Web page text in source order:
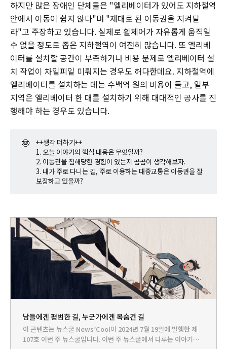
하지만 많은 장애인 단체들은 "엘리베이터가 있어도 지하철역
안에서 이동이 쉽지 않다"며 "제대로 된 이동권을 지켜달
라"고 주장하고 있습니다. 실제로 휠체어가 자유롭게 움직일
수 없을 정도로 좁은 지하철역이 여전히 많습니다. 또 엘리베
이터를 설치할 공간이 부족하거나 비용 문제로 엘리베이터 설
치 작업이 차일피일 미뤄지는 경우도 허다한데요. 지하철역에
엘리베이터를 설치하는 데는 수백억 원의 비용이 들고, 일부
지역은 엘리베이터 한 대를 설치하기 위해 대대적인 공사를 진
행해야 하는 경우도 있습니다.
🤓
++생각 더하기++
1. 오늘 이야기의 핵심 내용은 무엇일까?
2. 이동권을 침해당한 경험이 있는지 곰곰이 생각해보자.
3. 내가 주로 다니는 길, 주로 이용하는 대중교통은 이동권을 잘
보장하고 있을까?
남들에겐 평범한 길, 누군가에겐 목숨건 길
이 콘텐츠는 뉴스쿨 News’Cool이 2024년 7월 19일에 발행한 제
107호 이번 주 뉴스쿨입니다.‌ 이번 주 뉴스쿨에서 다루는 이야기는...